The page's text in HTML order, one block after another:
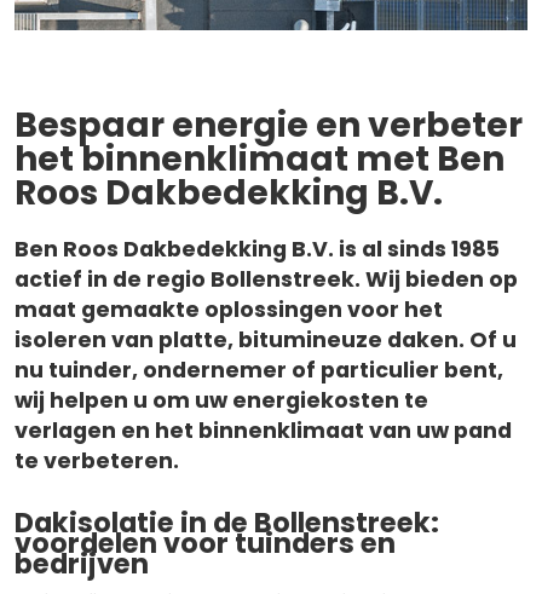
Bespaar energie en verbeter
het binnenklimaat met Ben
Roos Dakbedekking B.V.
Ben Roos Dakbedekking B.V. is al sinds 1985
actief in de regio Bollenstreek. Wij bieden op
maat gemaakte oplossingen voor het
isoleren van platte, bitumineuze daken. Of u
nu tuinder, ondernemer of particulier bent,
wij helpen u om uw energiekosten te
verlagen en het binnenklimaat van uw pand
te verbeteren.
Dakisolatie in de Bollenstreek:
voordelen voor tuinders en
bedrijven